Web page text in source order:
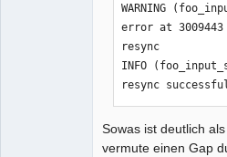
WARNING
error at
resync
INFO
resync successful
Sowas ist deutlich
vermute einen Gap